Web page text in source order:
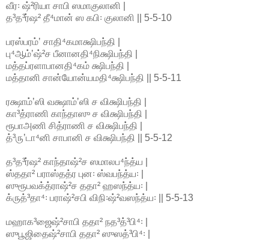
வீர꞉ ஷ்²ரியா சாபி ஸமாகுலானி |
த³த³ர்ஷ² தீ⁴மான் ஸ கபி꞉ குலானி || 5-5-10
பரஸ்பரம்ʼ சாதி⁴கமாக்ஷிபந்தி |
பு⁴ஆம்ʼஷ்²ச பீனானதி⁴நிக்ஷிபந்தி |
மத்தப்ரளாபானதி⁴கம் க்ஷிபந்தி |
மத்தானி சான்யோன்யமதி⁴க்ஷிபந்தி || 5-5-11
ரக்ஷாம்ʼஸி வக்ஷாம்ʼஸி ச விக்ஷிபந்தி |
கா³த்ராணி காந்தாஸு ச விக்ஷிபந்தி |
ரூபாஅணி சித்ராணி ச விக்ஷிபந்தி |
த்³ருʼடா⁴னி சாபானி ச விக்ஷிபந்தி || 5-5-12
த³த³ர்ஷ² காந்தாஷ்²ச ஸமாலப⁴ந்த்ய |
ஸ்ததா² பராஸ்தத்ர புன꞉ ஸ்வபந்த்ய꞉ |
ஸுரூபவக்த்ராஷ்²ச ததா² ஹஸந்த்ய꞉ |
க்ருத்³தா⁴꞉ பராஷ்²சபி விநி꞉ஷ்²வஸந்த்ய꞉ || 5-5-13
மஹாக³ஜைஷ்²சாபி ததா² நத³த்³பி⁴꞉ |
ஸுபூஜிதைஷ்²சாபி ததா² ஸுஸத்³பி⁴꞉ |